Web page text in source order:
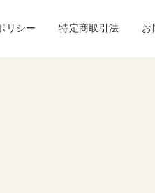
リシー 特定商取引法 お